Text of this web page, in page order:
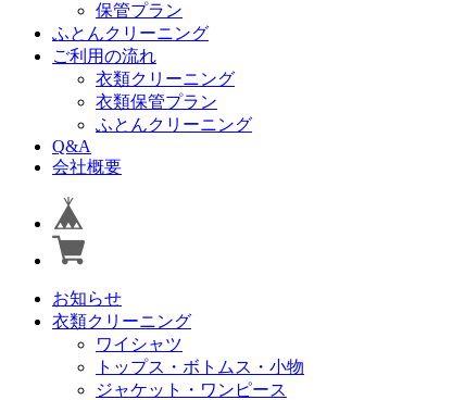
保管プラン
ふとんクリーニング
ご利用の流れ
衣類クリーニング
衣類保管プラン
ふとんクリーニング
Q&A
会社概要
お知らせ
衣類クリーニング
ワイシャツ
トップス・ボトムス・小物
ジャケット・ワンピース